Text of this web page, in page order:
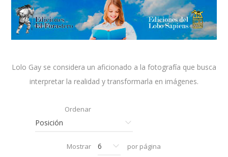
Lolo Gay se considera un aficionado a la fotografía que busca
interpretar la realidad y transformarla en imágenes.
Ordenar
Mostrar por página